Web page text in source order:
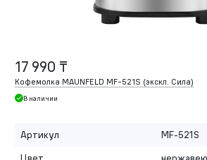
17 990 ₸
Кофемолка MAUNFELD MF-521S (экскл. Сила)
В наличии
Артикул
MF-521S